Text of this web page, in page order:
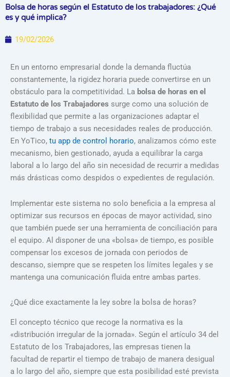
Bolsa de horas según el Estatuto de los trabajadores: ¿Qué
es y qué implica?
19/02/2026
En un entorno empresarial donde la demanda fluctúa
constantemente, la rigidez horaria puede convertirse en un
obstáculo para la competitividad. La bolsa de horas en el
Estatuto de los Trabajadores surge como una solución de
flexibilidad que permite a las organizaciones adaptar el
tiempo de trabajo a sus necesidades reales de producción.
En YoTico, tu app de control horario, analizamos cómo este
mecanismo, bien gestionado, ayuda a equilibrar la carga
laboral a lo largo del año sin necesidad de recurrir a medidas
más drásticas como despidos o expedientes de regulación.
Implementar este sistema no solo beneficia a la empresa al
optimizar sus recursos en épocas de mayor actividad, sino
que también puede ser una herramienta de conciliación para
el equipo. Al disponer de una «bolsa» de tiempo, es posible
compensar los excesos de jornada con periodos de
descanso, siempre que se respeten los límites legales y se
mantenga una comunicación fluida entre ambas partes.
¿Qué dice exactamente la ley sobre la bolsa de horas?
El concepto técnico que recoge la normativa es la
«distribución irregular de la jornada». Según el artículo 34 del
Estatuto de los Trabajadores, las empresas tienen la
facultad de repartir el tiempo de trabajo de manera desigual
a lo largo del año, siempre que esta posibilidad esté prevista